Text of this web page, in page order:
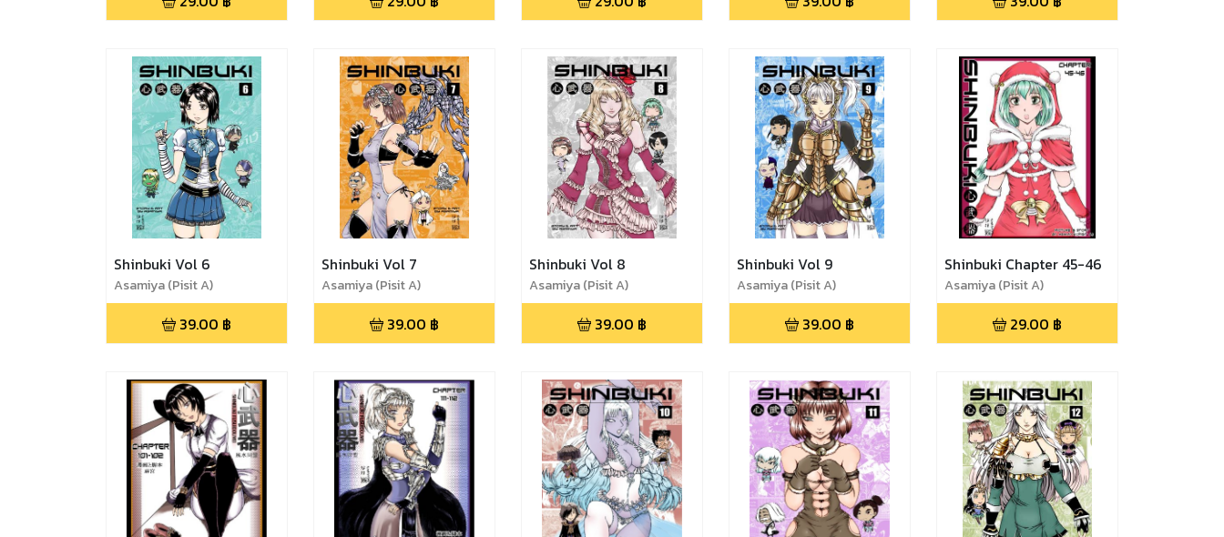
Shinbuki Vol 6
Asamiya (Pisit A)
39.00 ฿
Shinbuki Vol 7
Asamiya (Pisit A)
39.00 ฿
Shinbuki Vol 8
Asamiya (Pisit A)
39.00 ฿
Shinbuki Vol 9
Asamiya (Pisit A)
39.00 ฿
Shinbuki Chapter 45-46
Asamiya (Pisit A)
29.00 ฿